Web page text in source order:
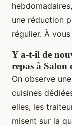
une réduction
régulier. À
Y a-t-il de
repas à Salon
On observe
cuisines
elles, les
misent sur la